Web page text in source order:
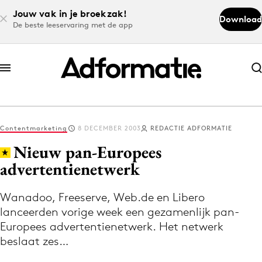
Jouw vak in je broekzak!
De beste leeservaring met de app
Download
Abonneer nu
Abonneer nu
Log in
Volg het laatste nieuws via de Adformatie
Nieuws app
Contentmarketing 8 DECEMBER 2003 REDACTIE ADFORMATIE
Nieuw pan-Europees
advertentienetwerk
Wanadoo, Freeserve, Web.de en Libero
lanceerden vorige week een gezamenlijk pan-
Europees advertentienetwerk. Het netwerk
beslaat zes…